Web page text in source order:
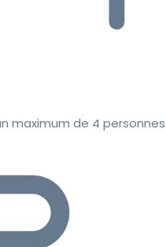
maximum de 4 personnes